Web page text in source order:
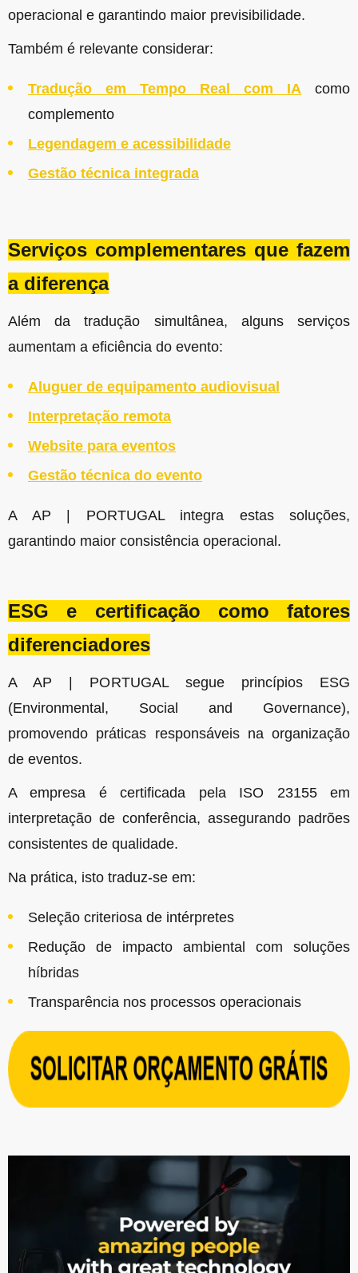
operacional e garantindo maior previsibilidade.
Também é relevante considerar:
Tradução em Tempo Real com IA como
complemento
Legendagem e acessibilidade
Gestão técnica integrada
Serviços complementares que fazem
a diferença
Além da tradução simultânea, alguns serviços
aumentam a eficiência do evento:
Aluguer de equipamento audiovisual
Interpretação remota
Website para eventos
Gestão técnica do evento
A AP | PORTUGAL integra estas soluções,
garantindo maior consistência operacional.
ESG e certificação como fatores
diferenciadores
A AP | PORTUGAL segue princípios ESG
(Environmental, Social and Governance),
promovendo práticas responsáveis na organização
de eventos.
A empresa é certificada pela ISO 23155 em
interpretação de conferência, assegurando padrões
consistentes de qualidade.
Na prática, isto traduz-se em:
Seleção criteriosa de intérpretes
Redução de impacto ambiental com soluções
híbridas
Transparência nos processos operacionais